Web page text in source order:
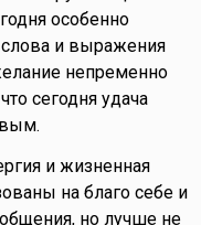
особенно
слова и выражения
непременно
сегодня удача
и жизненная
на благо себе и
но лучше не